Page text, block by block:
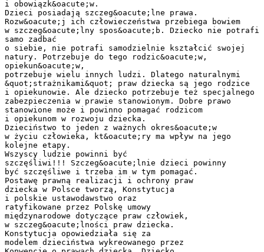
i obowiązk&oacute;w.
Dzieci posiadają szczeg&oacute;lne prawa.
Rozw&oacute;j ich człowieczeństwa przebiega bowiem
w szczeg&oacute;lny spos&oacute;b. Dziecko nie potrafi
samo zadbać
o siebie, nie potrafi samodzielnie kształcić swojej
natury. Potrzebuje do tego rodzic&oacute;w,
opiekun&oacute;w,
potrzebuje wielu innych ludzi. Dlatego naturalnymi
&quot;strażnikami&quot; praw dziecka są jego rodzice
i opiekunowie. Ale dziecko potrzebuje też specjalnego
zabezpieczenia w prawie stanowionym. Dobre prawo
stanowione może i powinno pomagać rodzicom
i opiekunom w rozwoju dziecka.
Dzieciństwo to jeden z ważnych okres&oacute;w
w życiu człowieka, kt&oacute;ry ma wpływ na jego
kolejne etapy.
Wszyscy ludzie powinni być
szczęśliwi!!! Szczeg&oacute;lnie dzieci powinny
być szczęśliwe i trzeba im w tym pomagać.
Postawę prawną realizacji i ochrony praw
dziecka w Polsce tworzą, Konstytucja
i polskie ustawodawstwo oraz
ratyfikowane przez Polskę umowy
międzynarodowe dotyczące praw człowiek,
w szczeg&oacute;lności praw dziecka.
Konstytucja opowiedziała się za
modelem dzieciństwa wykreowanego przez